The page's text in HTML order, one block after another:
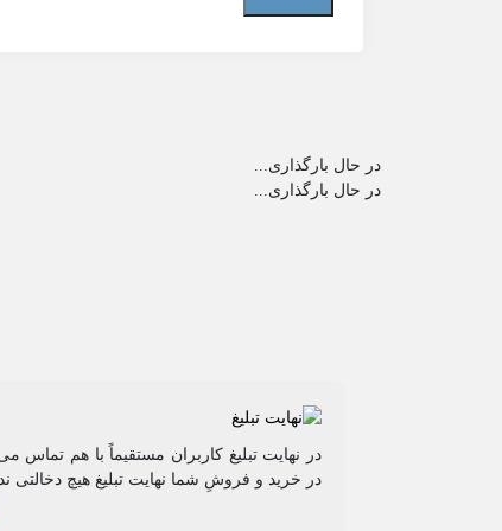
در حال بارگذاری...
در حال بارگذاری...
در نهایت تبلیغ کاربران مستقیماً با هم
در خرید و فروشِ شما نهایت تبلیغ هیچ دخالتی